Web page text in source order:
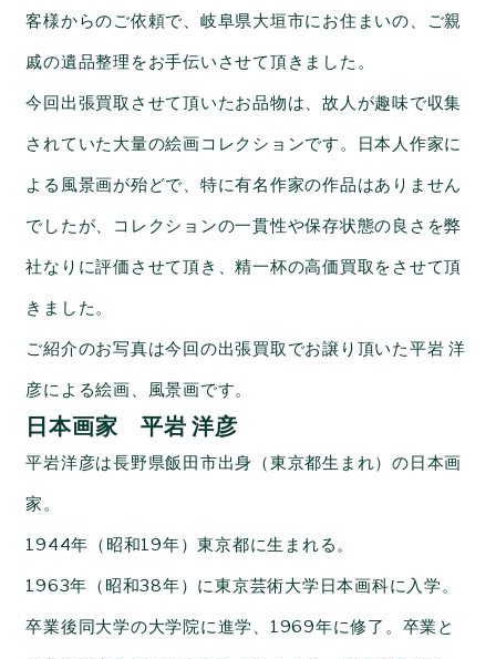
客様からのご依頼で、岐阜県大垣市にお住まいの、ご親
戚の遺品整理をお手伝いさせて頂きました。
今回出張買取させて頂いたお品物は、故人が趣味で収集
されていた大量の絵画コレクションです。日本人作家に
よる風景画が殆どで、特に有名作家の作品はありません
でしたが、コレクションの一貫性や保存状態の良さを弊
社なりに評価させて頂き、精一杯の高価買取をさせて頂
きました。
ご紹介のお写真は今回の出張買取でお譲り頂いた平岩 洋
彦による絵画、風景画です。
日本画家 平岩 洋彦
平岩洋彦は長野県飯田市出身（東京都生まれ）の日本画
家。
1944年（昭和19年）東京都に生まれる。
1963年（昭和38年）に東京芸術大学日本画科に入学。
卒業後同大学の大学院に進学、1969年に修了。卒業と